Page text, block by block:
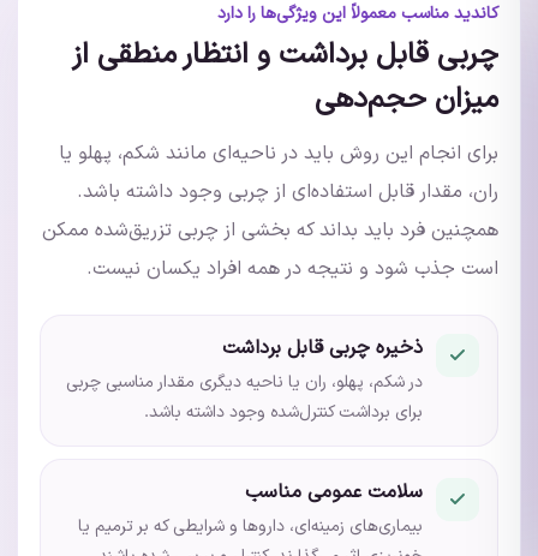
کاندید مناسب معمولاً این ویژگی‌ها را دارد
چربی قابل برداشت و انتظار منطقی از
میزان حجم‌دهی
برای انجام این روش باید در ناحیه‌ای مانند شکم، پهلو یا
ران، مقدار قابل استفاده‌ای از چربی وجود داشته باشد.
همچنین فرد باید بداند که بخشی از چربی تزریق‌شده ممکن
است جذب شود و نتیجه در همه افراد یکسان نیست.
ذخیره چربی قابل برداشت
در شکم، پهلو، ران یا ناحیه دیگری مقدار مناسبی چربی
برای برداشت کنترل‌شده وجود داشته باشد.
سلامت عمومی مناسب
بیماری‌های زمینه‌ای، داروها و شرایطی که بر ترمیم یا